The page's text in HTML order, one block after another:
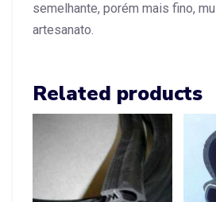
semelhante, porém mais fino,
artesanato.
Related products